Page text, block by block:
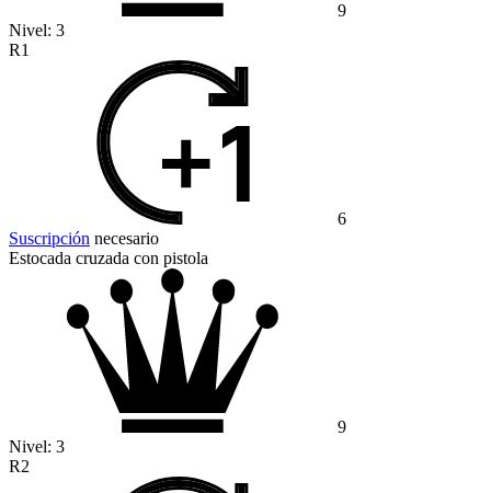
9
Nivel: 3
R1
6
Suscripción necesario
Estocada cruzada con pistola
9
Nivel: 3
R2